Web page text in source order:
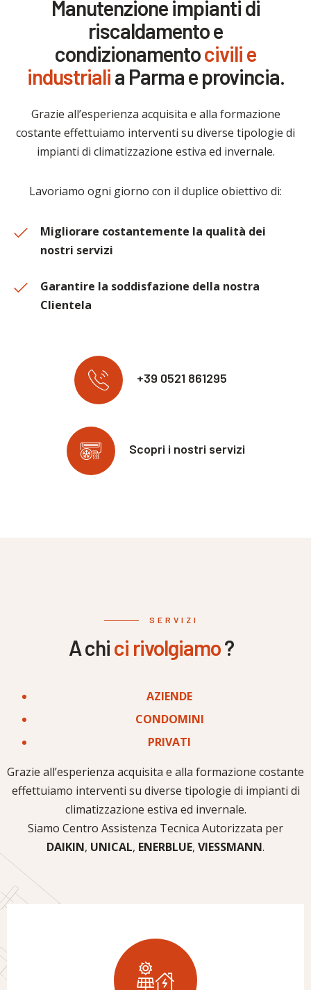
Manutenzione impianti di
riscaldamento e
condizionamentocivili e
industrialia Parma e provincia.
Grazie all’esperienza acquisita e alla formazione
costante effettuiamo interventi su diverse tipologie di
impianti di climatizzazione estiva ed invernale.
Lavoriamo ogni giorno con il duplice obiettivo di:
Migliorare costantemente la qualità dei
nostri servizi
Garantire la soddisfazione della nostra
Clientela
+39 0521 861295
Scopri i nostri servizi
SERVIZI
A chici rivolgiamo?
AZIENDE
CONDOMINI
PRIVATI
Grazie all’esperienza acquisita e alla formazione costante
effettuiamo interventi su diverse tipologie di impianti di
climatizzazione estiva ed invernale.
Siamo Centro Assistenza Tecnica Autorizzata per
DAIKIN, UNICAL, ENERBLUE, VIESSMANN.